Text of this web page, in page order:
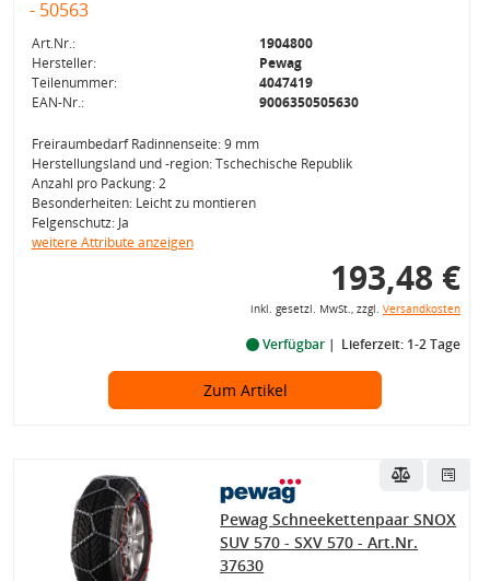
Art.Nr.:
1904800
Hersteller:
Pewag
Teilenummer:
4047419
EAN-Nr.:
9006350505630
Freiraumbedarf Radinnenseite: 9 mm
Herstellungsland und -region: Tschechische Republik
Anzahl pro Packung: 2
Besonderheiten: Leicht zu montieren
Felgenschutz: Ja
weitere Attribute anzeigen
193,48 €
inkl. gesetzl. MwSt., zzgl. Versandkosten
Verfügbar Lieferzeit: 1-2 Tage
Zum Artikel
Pewag Schneekettenpaar SNOX
SUV 570 - SXV 570 - Art.Nr.
37630